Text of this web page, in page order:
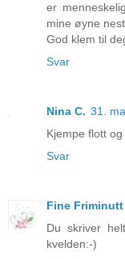
er
mine øyne
God klem til
Svar
Nina C. 31.
Kjempe flott
Svar
Fine Friminutt
Du skriver
kvelden:-)